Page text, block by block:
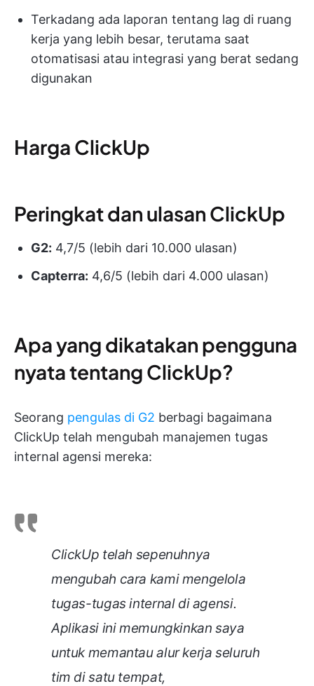
Terkadang ada laporan tentang lag di ruang
kerja yang lebih besar, terutama saat
otomatisasi atau integrasi yang berat sedang
digunakan
Harga ClickUp
Peringkat dan ulasan ClickUp
G2: 4,7/5 (lebih dari 10.000 ulasan)
Capterra: 4,6/5 (lebih dari 4.000 ulasan)
Apa yang dikatakan pengguna
nyata tentang ClickUp?
Seorang pengulas di G2 berbagi bagaimana
ClickUp telah mengubah manajemen tugas
internal agensi mereka:
ClickUp telah sepenuhnya
mengubah cara kami mengelola
tugas-tugas internal di agensi.
Aplikasi ini memungkinkan saya
untuk memantau alur kerja seluruh
tim di satu tempat,